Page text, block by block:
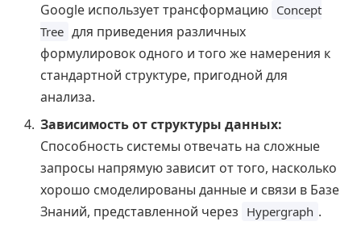
Google использует трансформацию Concept
Tree для приведения различных
формулировок одного и того же намерения к
стандартной структуре, пригодной для
анализа.
Зависимость от структуры данных:
Способность системы отвечать на сложные
запросы напрямую зависит от того, насколько
хорошо смоделированы данные и связи в Базе
Знаний, представленной через Hypergraph .